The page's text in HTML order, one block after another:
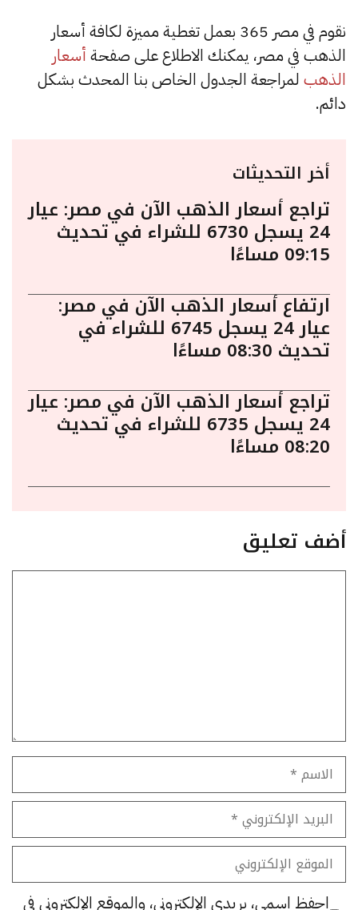
نقوم في مصر 365 بعمل تغطية مميزة لكافة أسعار
الذهب في مصر، يمكنك الاطلاع على صفحة أسعار
الذهب لمراجعة الجدول الخاص بنا المحدث بشكل
دائم.
أخر التحديثات
تراجع أسعار الذهب الآن في مصر: عيار
24 يسجل 6730 للشراء في تحديث
09:15 مساءًا
ارتفاع أسعار الذهب الآن في مصر:
عيار 24 يسجل 6745 للشراء في
تحديث 08:30 مساءًا
تراجع أسعار الذهب الآن في مصر: عيار
24 يسجل 6735 للشراء في تحديث
08:20 مساءًا
أضف تعليق
الاسم
البريد
الإلكتروني
الموقع
الإلكتروني
احفظ اسمي، بريدي الإلكتروني، والموقع الإلكتروني في